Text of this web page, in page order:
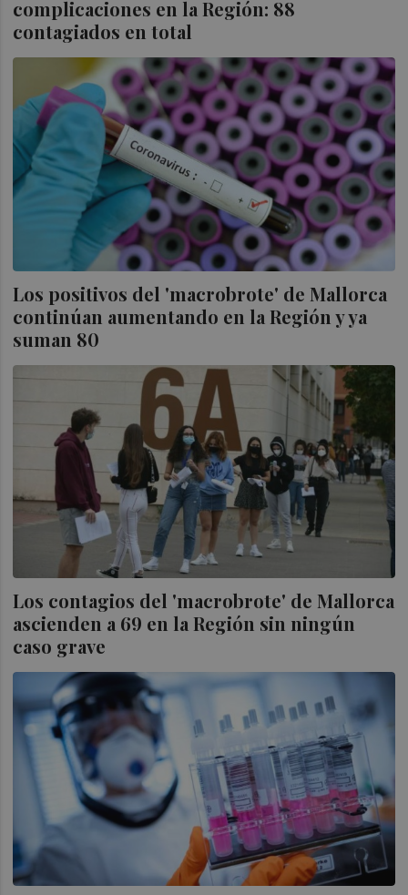
complicaciones en la Región: 88
contagiados en total
Los positivos del 'macrobrote' de Mallorca
continúan aumentando en la Región y ya
suman 80
Los contagios del 'macrobrote' de Mallorca
ascienden a 69 en la Región sin ningún
caso grave